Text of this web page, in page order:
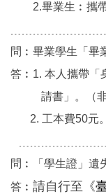
2.畢業生︰攜帶
問︰畢業學生「畢
答︰1. 本人攜帶
請書」。（非本
2. 工本費50元。
問︰「學生證」遺
答︰ 請自行至《